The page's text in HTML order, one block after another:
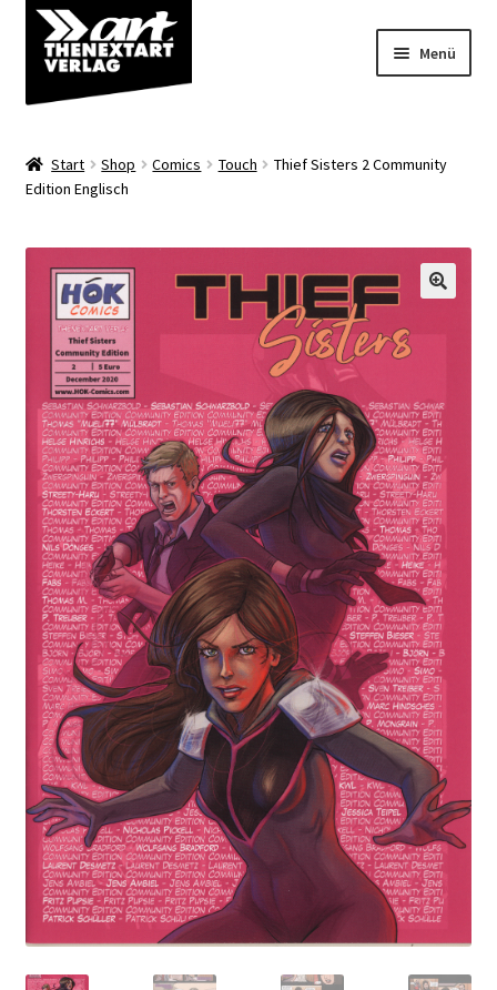
Zur
Navigation
springen
Zum
Inhalt
springen
Menü
Shop
Über uns
Start Shop Comics Touch
Thief Sisters 2 Community
Edition Englisch